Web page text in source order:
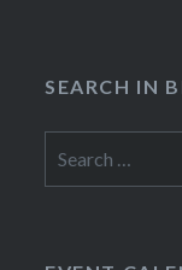
SEARCH IN
for: